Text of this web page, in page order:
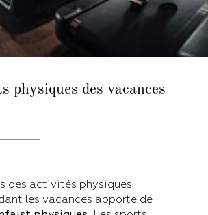
physiques des vacances
des activités physiques
les vacances apporte de